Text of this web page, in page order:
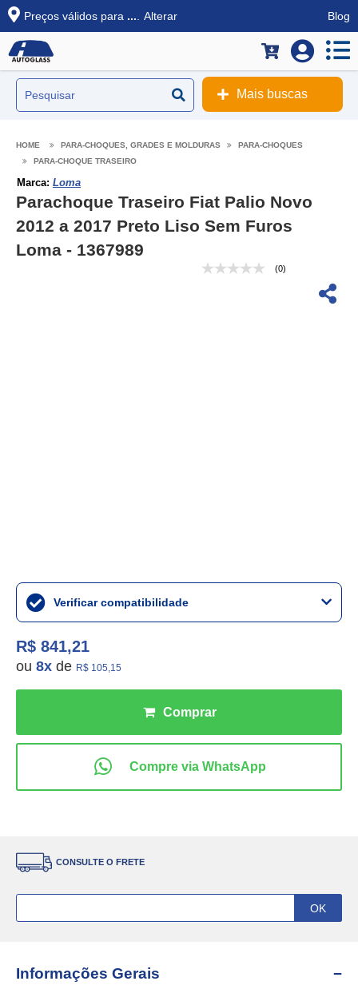
Preços válidos para ... Alterar Blog
Mais buscas
PARA-CHOQUES, GRADES E MOLDURAS
PARA-CHOQUES
PARA-CHOQUE TRASEIRO
Marca: Loma
Parachoque Traseiro Fiat Palio Novo
2012 a 2017 Preto Liso Sem Furos
Loma - 1367989
(0)
Verificar compatibilidade
R$ 841,21
ou 8x de R$ 105,15
CONSULTE O FRETE
Informações Gerais